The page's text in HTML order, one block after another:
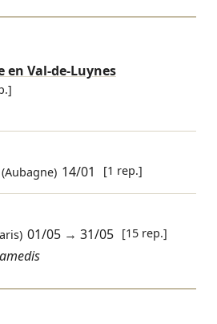
en Val-de-Luynes
(Aubagne) 14/01 [1 rep.]
01/05 →31/05 [15 rep.]